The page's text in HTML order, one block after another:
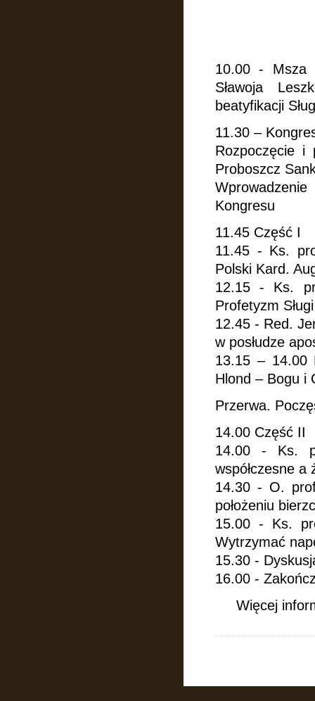
10.00 - Msza
Sławoja
beatyfikacji
11.30 –
Rozpoczęcie i
Proboszcz
Kongresu
11.45 Część I
11.45 - Ks.
Polski Kard.
12.15 - Ks.
Profetyzm
12.45 - Red.
w posłudze
13.15 – 14.00
Hlond – Bogu i
Przerwa.
14.00 Część II
14.00 - Ks.
współczesne a
14.30 - O.
położeniu
15.00 - Ks.
Wytrzymać
15.30 -
16.00 -
Więcej